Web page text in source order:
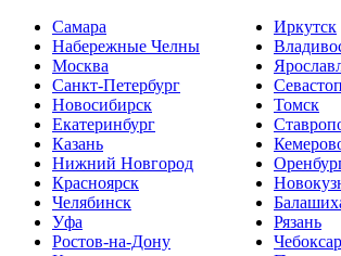
Самара
Набережные Челны
Москва
Санкт-Петербург
Новосибирск
Екатеринбург
Казань
Нижний Новгород
Красноярск
Челябинск
Уфа
Ростов-на-Дону
Иркутск
Томск
Рязань